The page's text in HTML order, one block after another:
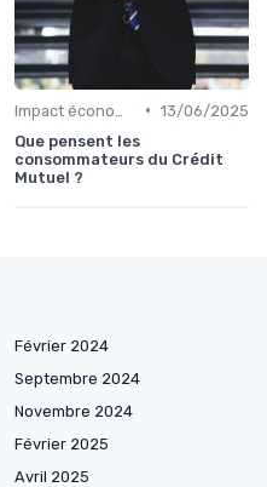
• 13/06/2025
Que pensent les
consommateurs du Crédit
Mutuel ?
Février 2024
Septembre 2024
Novembre 2024
Février 2025
Avril 2025